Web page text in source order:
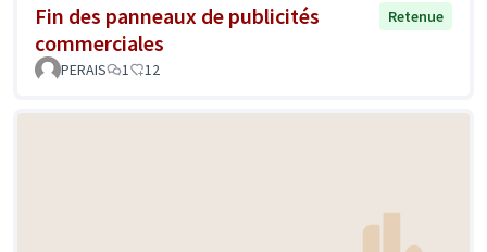
Fin des panneaux de publicités
commerciales
Retenue
PERAIS 1 12